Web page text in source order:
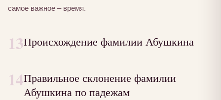
самое важное – время.
13Происхождение фамилии Абушкина
14Правильное склонение фамилии
Абушкина по падежам